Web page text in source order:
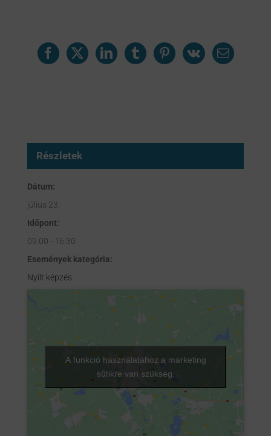
Facebook
X LinkedInTumblrPinterest
Vk Email:
Részletek
Dátum:
július 23.
Időpont:
09:00 - 16:30
Események kategória:
Nyílt képzés
A funkció használatához a marketing
sütikre van szükség.